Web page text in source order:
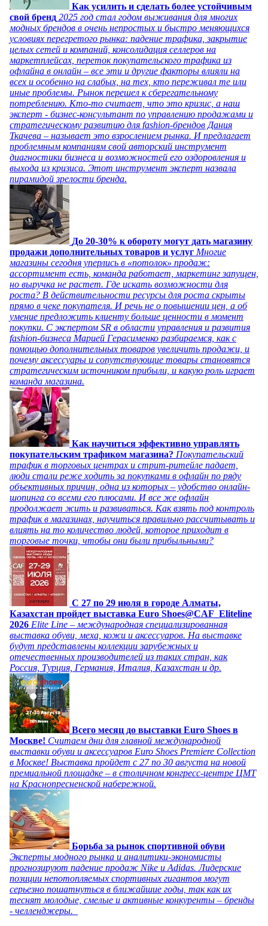
Как усилить и сделать более устойчивым
свой бренд 2025 год стал годом выживания для многих
модных брендов в очень непростых и быстро меняющихся
условиях перегретого рынка: падение трафика, закрытие
целых сетей и компаний, консолидация селлеров на
маркетплейсах, переток покупательского трафика из
офлайна в онлайн – все эти и другие факторы влияли на
всех и особенно на слабых, на тех, кто переживал те или
иные проблемы. Рынок перешел к сберегательному
потреблению. Кто-то считает, что это кризис, а наш
эксперт - бизнес-консультант по управлению продажами и
стратегическому развитию для fashion-брендов Дания
Ткачева – называет это взрослением рынка. И предлагает
проблемным компаниям свой авторский инструмент
диагностики бизнеса и возможностей его оздоровления и
выхода из кризиса. Этот инструмент эксперт назвала
пирамидой зрелости бренда.
До 20-30% к обороту могут дать магазину
продажи дополнительных товаров и услуг Многие
магазины сегодня уперлись в «потолок» продаж:
ассортимент есть, команда работает, маркетинг запущен,
но выручка не растет. Где искать возможности для
роста? В действительности ресурсы для роста скрыты
прямо в чеке покупателя. И речь не о повышении цен, а об
умение предложить клиенту больше ценности в момент
покупки. С экспертом SR в области управления и развития
fashion-бизнеса Марией Герасименко разбираемся, как с
помощью дополнительных товаров увеличить продажи, и
почему аксессуары и сопутствующие товары становятся
стратегическим источником прибыли, и какую роль играет
команда магазина.
Как научиться эффективно управлять
покупательским трафиком магазина? Покупательский
трафик в торговых центрах и стрит-ритейле падает,
люди стали реже ходить за покупками в офлайн по ряду
объективных причин, одна из которых – удобство онлайн-
шопинга со всеми его плюсами. И все же офлайн
продолжает жить и развиваться. Как взять под контроль
трафик в магазинах, научиться правильно рассчитывать и
влиять на то количество людей, которое приходит в
торговые точки, чтобы они были прибыльными?
C 27 по 29 июля в городе Алматы,
Казахстан пройдет выставка Euro Shoes@CAF_Eliteline
2026 Elite Line – международная специализированная
выставка обуви, меха, кожи и аксессуаров. На выставке
будут представлены коллекции зарубежных и
отечественных производителей из таких стран, как
Россия, Турция, Германия, Италия, Казахстан и др.
Всего месяц до выставки Euro Shoes в
Москве! Считаем дни для главной международной
выставки обуви и аксессуаров Euro Shoes Premiere Collection
в Москве! Выставка пройдет с 27 по 30 августа на новой
премиальной площадке – в столичном конгресс-центре ЦМТ
на Краснопресненской набережной.
Борьба за рынок спортивной обуви
Эксперты модного рынка и аналитики-экономисты
прогнозируют падение продаж Nike и Adidas. Лидерские
позиции непотопляемых спортивных гигантов могут
серьезно пошатнуться в ближайшие годы, так как их
теснят молодые, смелые и активные конкуренты – бренды
- челленджеры.